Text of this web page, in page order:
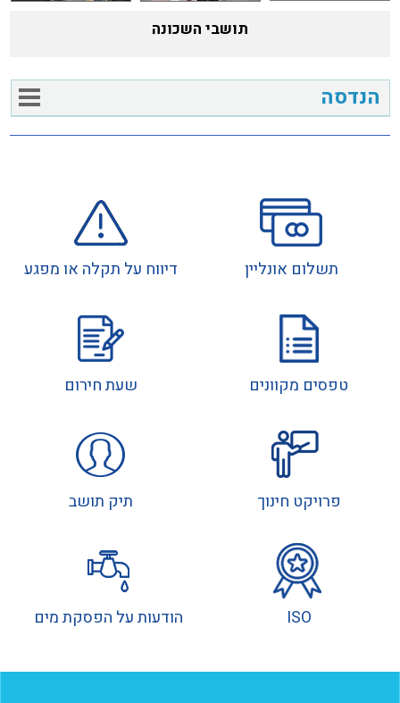
הנדסה
תושבי השכונה
תשלום אונליין דיווח על תקלה או מפגע
טפסים מקוונים שעת חירום
פרויקט חינוך תיק תושב
ISO הודעות על הפסקת מים